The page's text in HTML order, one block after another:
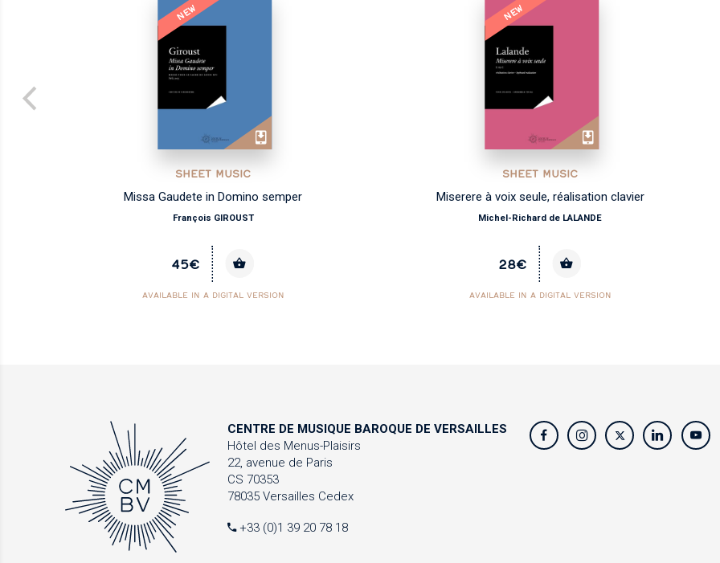
NEW
SHEET MUSIC
Missa Gaudete in Domino semper
François GIROUST
45€
AVAILABLE IN A DIGITAL VERSION
NEW
SHEET MUSIC
Miserere à voix seule, réalisation clavier
Michel-Richard de LALANDE
28€
AVAILABLE IN A DIGITAL VERSION
CENTRE DE MUSIQUE BAROQUE DE VERSAILLES
Hôtel des Menus-Plaisirs
22, avenue de Paris
CS 70353
78035 Versailles Cedex
+33 (0)1 39 20 78 18